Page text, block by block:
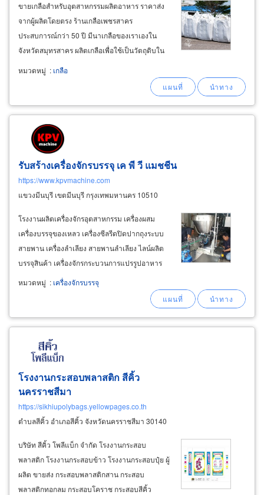
ขายเกลือสำหรับอุตสาหกรรมผลิตอาหาร ราคาส่ง
จากผู้ผลิตโดยตรง ร้านเกลือเพชรสาคร
ประสบการณ์กว่า 50 ปี มีนาเกลือของเราเองใน
จังหวัดสมุทรสาคร ผลิตเกลือเพื่อใช้เป็นวัตถุดิบใน
การปรุงอาหาร เกลือที่โรงงานผลิตอาหารหรือ
เครื่องปรุง นำไปใช้ทำอาหารแปรรูปต่างๆ เช่น
เกลือดองผักผลไม้ เกลือหมักแมงกะพรุน เกลือหมัก
น้ำปลา
หมวดหมู่ : เกลือ
รับสร้างเครื่องจักรบรรจุ เค พี วี แมชชีน
https://www.kpvmachine.com
แขวงมีนบุรี เขตมีนบุรี กรุงเทพมหานคร 10510
โรงงานผลิตเครื่องจักรอุตสาหกรรม เครื่องผสม
เครื่องบรรจุของเหลว เครื่องซีลรีดปิดปากถุงระบบ
สายพาน เครื่องลำเลียง สายพานลำเลียง ไลน์ผลิต
บรรจุสินค้า เครื่องจักรกระบวนการแปรรูปอาหาร
ผลิตอาหาร เครื่องปรุงรส เครื่องดื่ม เครื่องจักร
อุตสาหกรรมยา-เครื่องสำอาง เครื่องจักรร่อนแป้ง
หมวดหมู่ : เครื่องจักรบรรจุ
โรงงานกระสอบพลาสติก สีคิ้ว
นครราชสีมา
https://sikhiupolybags.yellowpages.co.th
ตำบลสีคิ้ว อำเภอสีคิ้ว จังหวัดนครราชสีมา 30140
บริษัท สีคิ้ว โพลีแบ็ก จำกัด โรงงานกระสอบ
พลาสติก โรงงานกระสอบข้าว โรงงานกระสอบปุ๋ย ผู้
ผลิต ขายส่ง กระสอบพลาสติกสาน กระสอบ
พลาสติกทอกลม กระสอบโคราช กระสอบสีคิ้ว